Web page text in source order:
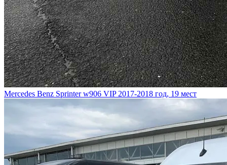
Mercedes Benz Sprinter w906 VIP 2017-2018 год, 19 мест